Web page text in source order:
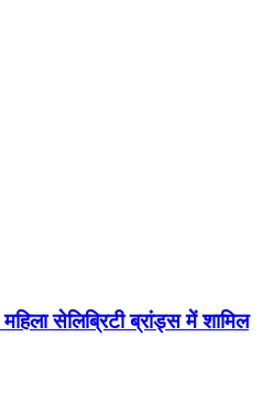
सेलिब्रिटी ब्रांड्स में शामिल